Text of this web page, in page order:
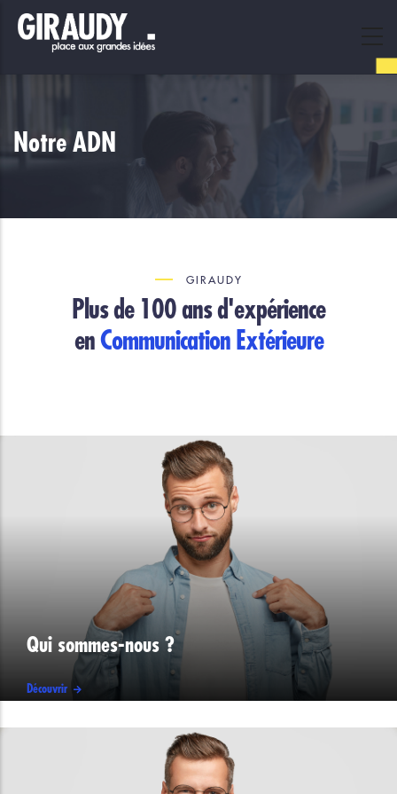
Skip
Notre ADN
GIRAUDY
Plus de 100 ans d'expérience
enCommunication Extérieure
Qui sommes-nous ?
Découvrir